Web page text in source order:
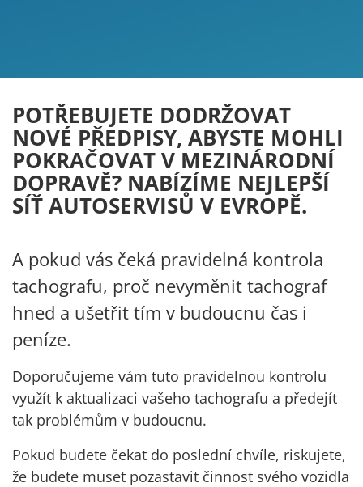
POTŘEBUJETE DODRŽOVAT
NOVÉ PŘEDPISY, ABYSTE MOHLI
POKRAČOVAT V MEZINÁRODNÍ
DOPRAVĚ? NABÍZÍME NEJLEPŠÍ
SÍŤ AUTOSERVISŮ V EVROPĚ.
A pokud vás čeká pravidelná kontrola
tachografu, proč nevyměnit tachograf
hned a ušetřit tím v budoucnu čas i
peníze.
Doporučujeme vám tuto pravidelnou kontrolu
využít k aktualizaci vašeho tachografu a předejít
tak problémům v budoucnu.
Pokud budete čekat do poslední chvíle, riskujete,
že budete muset pozastavit činnost svého vozidla